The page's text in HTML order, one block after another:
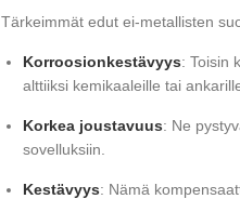
Tärkeimmät edut ei-metallisten
Korroosionkestävyys: Toisin
alttiiksi kemikaaleille tai
Korkea joustavuus: Ne
sovelluksiin.
Kestävyys: Nämä